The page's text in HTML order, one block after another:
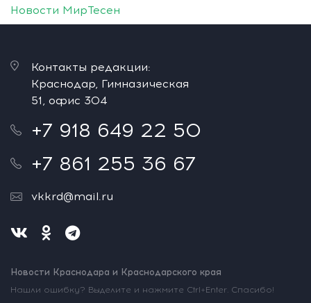
Новости МирТесен
Контакты редакции:
Краснодар, Гимназическая
51, офис 304
+7 918 649 22 50
+7 861 255 36 67
vkkrd@mail.ru
Новости Краснодара и Краснодарского края
Нашли ошибку? Выделите и нажмите Ctrl+Enter. Спасибо!